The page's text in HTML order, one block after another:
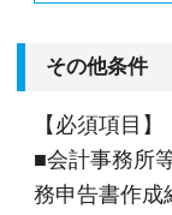
その他条件
【必須項目】
■会計事務所
務申告書作成